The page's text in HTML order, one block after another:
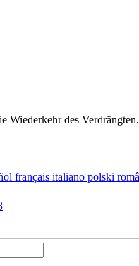
Wiederkehr des Verdrängten.
français italiano polski